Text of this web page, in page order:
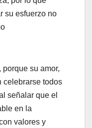
su esfuerzo no
porque su amor,
celebrarse todos
señalar que el
en la
valores y